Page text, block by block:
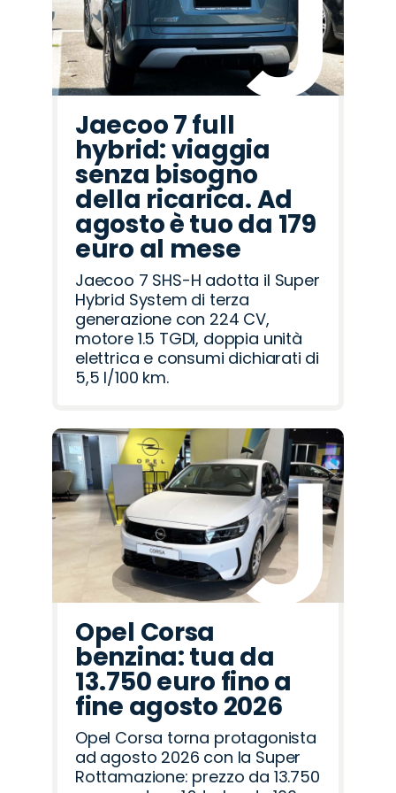
Jaecoo 7 full
hybrid: viaggia
senza bisogno
della ricarica. Ad
agosto è tuo da 179
euro al mese
Jaecoo 7 SHS-H adotta il Super
Hybrid System di terza
generazione con 224 CV,
motore 1.5 TGDI, doppia unità
elettrica e consumi dichiarati di
5,5 l/100 km.
Opel Corsa
benzina: tua da
13.750 euro fino a
fine agosto 2026
Opel Corsa torna protagonista
ad agosto 2026 con la Super
Rottamazione: prezzo da 13.750